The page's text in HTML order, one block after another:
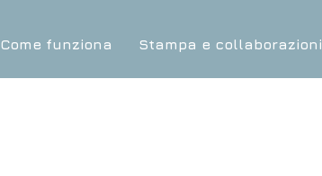
Come funziona Stampa e collaborazioni